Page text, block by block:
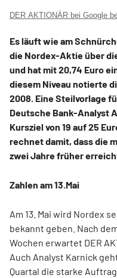
DER AKTIONÄR bei Google
Es läuft wie am
die Nordex-Aktie über
und hat mit 20,74 Euro
diesem Niveau notierte
2008. Eine Steilvorlage
Deutsche Bank-Analyst
Kursziel von 19 auf 25
rechnet damit, dass die
zwei Jahre früher
Zahlen am 13.Mai
Am 13. Mai wird Nordex
bekannt geben. Nach
Wochen erwartet DER
Auch Analyst Karnick
Quartal die starke